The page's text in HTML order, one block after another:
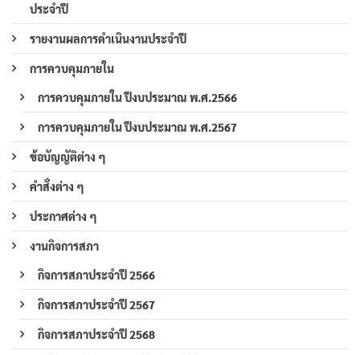
ประจำปี
รายงานผลการดำเนินงานประจำปี
การควบคุมภายใน
การควบคุมภายใน ปีงบประมาณ พ.ศ.2566
การควบคุมภายใน ปีงบประมาณ พ.ศ.2567
ข้อบัญญัติต่าง ๆ
คำสั่งต่าง ๆ
ประกาศต่าง ๆ
งานกิจการสภา
กิจการสภาประจำปี 2566
กิจการสภาประจำปี 2567
กิจการสภาประจำปี 2568